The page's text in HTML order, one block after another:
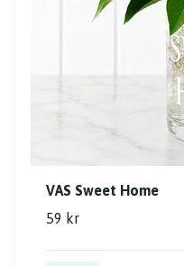
VAS Sweet Home
59 kr